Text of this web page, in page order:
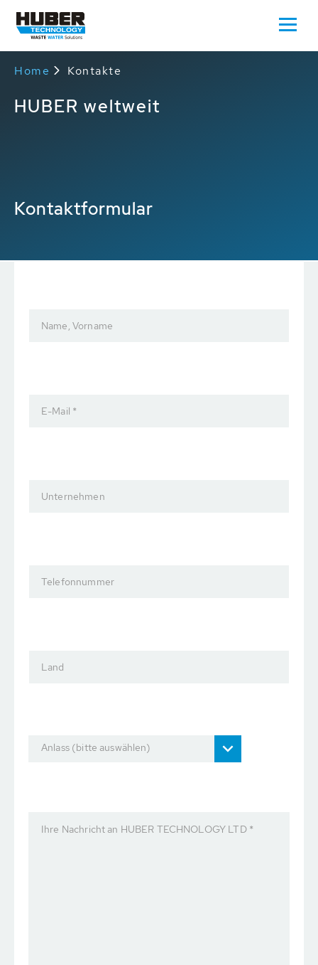
Home Kontakte
HUBER weltweit
Kontaktformular
Name, Vorname
E-Mail *
Unternehmen
Telefonnummer
Land
Anlass (bitte auswählen)
Ihre Nachricht an HUBER TECHNOLOGY LTD *